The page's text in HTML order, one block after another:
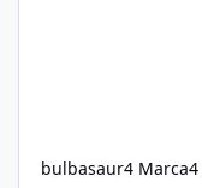
bulbasaur4 Marca